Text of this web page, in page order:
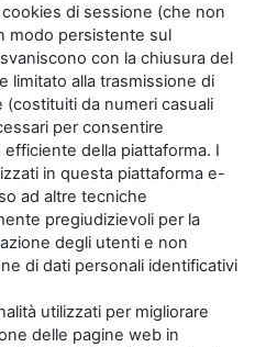
di sessione (che non
modo persistente sul
con la chiusura del
limitato alla trasmissione di
da numeri casuali
per consentire
della piattaforma. I
in questa piattaforma e-
ad altre tecniche
pregiudizievoli per la
degli utenti e non
di dati personali identificativi
utilizzati per migliorare
delle pagine web in